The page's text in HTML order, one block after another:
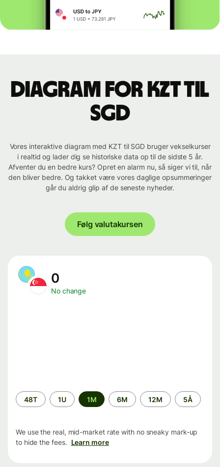
Diagram for KZT til
SGD
Vores interaktive diagram med KZT til SGD bruger vekselkurser
i realtid og lader dig se historiske data op til de sidste 5 år.
Afventer du en bedre kurs? Opret en alarm nu, så siger vi til, når
den bliver bedre. Og takket være vores daglige opsummeringer
går du aldrig glip af de seneste nyheder.
Følg valutakursen
0
No change
Time
period
48T 1U 1M 6M 12M 5Å
We use the real, mid-market rate with no sneaky mark-up
to hide the fees. Learn more